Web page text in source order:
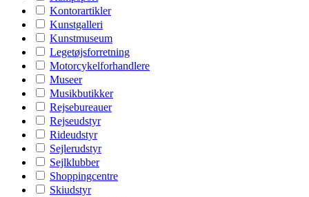
Kontorartikler
Kunstgalleri
Kunstmuseum
Legetøjsforretning
Motorcykelforhandlere
Museer
Musikbutikker
Rejsebureauer
Rejseudstyr
Rideudstyr
Sejlerudstyr
Sejlklubber
Shoppingcentre
Skiudstyr